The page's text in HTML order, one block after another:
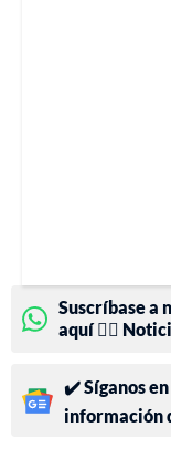
Suscríbase a
aquí 👉🏻
✔️ Síganos
información